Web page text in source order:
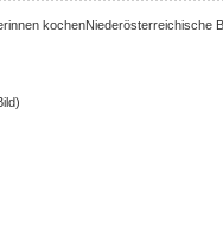
Niederösterreichische